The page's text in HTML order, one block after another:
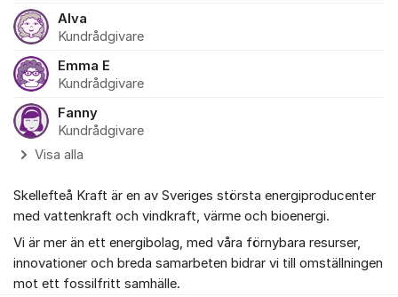
Alva
Kundrådgivare
Emma E
Kundrådgivare
Fanny
Kundrådgivare
Visa alla
Skellefteå Kraft är en av Sveriges största energiproducenter
med vattenkraft och vindkraft, värme och bioenergi.
Vi är mer än ett energibolag, med våra förnybara resurser,
innovationer och breda samarbeten bidrar vi till omställningen
mot ett fossilfritt samhälle.